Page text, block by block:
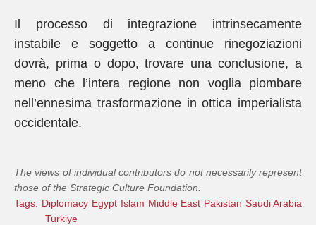
Il processo di integrazione intrinsecamente
instabile e soggetto a continue rinegoziazioni
dovrà, prima o dopo, trovare una conclusione, a
meno che l’intera regione non voglia piombare
nell’ennesima trasformazione in ottica imperialista
occidentale.
The views of individual contributors do not necessarily represent
those of the Strategic Culture Foundation.
Tags: Diplomacy Egypt Islam Middle East Pakistan Saudi Arabia
Turkiye